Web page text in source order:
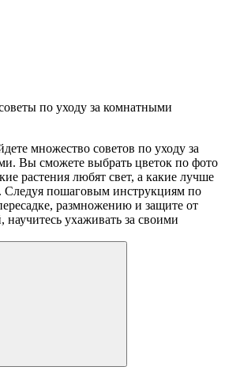
по уходу за комнатными
множество советов по уходу за
Вы сможете выбрать цветок по фото
растения любят свет, а какие лучше
Следуя пошаговым инструкциям по
размножению и защите от
научитесь ухаживать за своими